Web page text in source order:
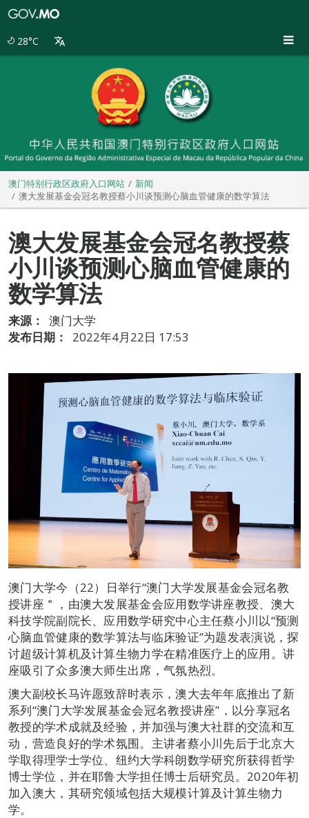
28°C
澳门特别行政区政府入口网站
新闻
澳大发展基金会冠名教授蔡小川谈预测心脑血管健康的数学算法
澳大发展基金会冠名教授蔡
小川谈预测心脑血管健康的
数学算法
来源：
澳门大学
发布日期：
2022年4月22日 17:53
澳门大学今（22）日举行“澳门大学发展基金会冠名教
授讲座＂，由澳大发展基金会应用数学讲座教授、澳大
科技学院副院长、应用数学研究中心主任蔡小川以“预测
心脑血管健康的数学算法与临床验证”为题发表演说，探
讨超级计算机及计算生物力学在精准医疗上的应用。讲
座吸引了众多澳大师生出席，气氛热烈。
澳大副校长马许愿致辞时表示，澳大去年年底推出了新
系列“澳门大学发展基金会冠名教授讲座”，以分享冠名
教授的学术成就及经验，并加强与澳大社群的交流和互
动，营造良好的学术氛围。主讲者蔡小川先后于北京大
学取得理学士学位、纽约大学科朗数学研究所获得哲学
博士学位，并在耶鲁大学担任博士后研究员。2020年初
加入澳大，其研究领域包括大规模计算及计算生物力
学。